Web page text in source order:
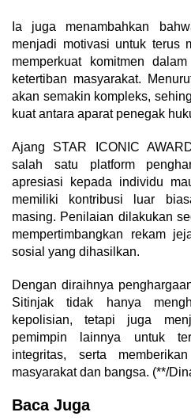
Ia juga menambahkan
menjadi motivasi untuk terus
memperkuat komitmen
ketertiban masyarakat.
akan semakin kompleks,
kuat antara aparat penegak
Ajang STAR ICONIC
salah satu platform
apresiasi kepada individu
memiliki kontribusi luar
masing. Penilaian dilakukan
mempertimbangkan rekam
sosial yang dihasilkan.
Dengan diraihnya
Sitinjak tidak hanya
kepolisian, tetapi juga
pemimpin lainnya untuk
integritas, serta
masyarakat dan bangsa. (**/
Baca Juga